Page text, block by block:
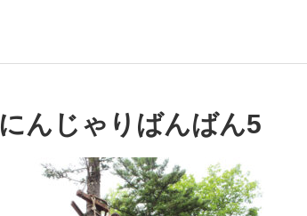
にんじゃりばんばん5